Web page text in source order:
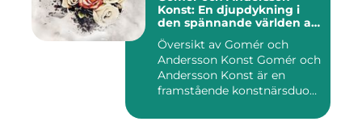
Konst: En djupdykning i
den spännande världen av
konst
Översikt av Gomér och
Andersson Konst Gomér och
Andersson Konst är en
framstående konstnärsduo